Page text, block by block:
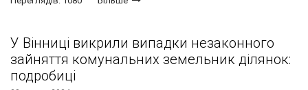
У Вінниці викрили випадки незаконного
зайняття комунальних земельник ділянок:
подробиці